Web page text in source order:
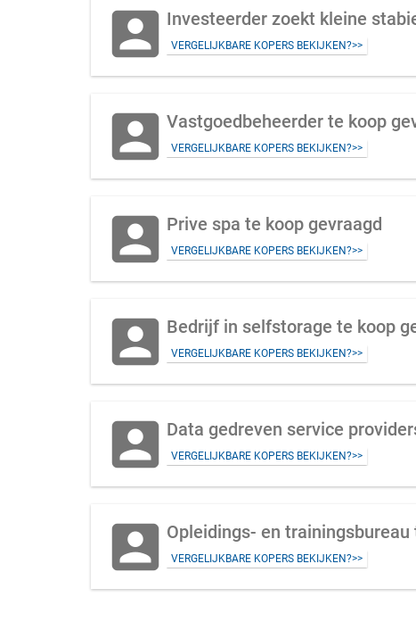
account_box Investeerder zoekt kleine
VERGELIJKBARE KOPERS BEKIJKEN?>>
account_box Vastgoedbeheerder te koop
VERGELIJKBARE KOPERS BEKIJKEN?>>
account_box Prive spa te koop gevraagd
VERGELIJKBARE KOPERS BEKIJKEN?>>
account_box Bedrijf in selfstorage te koop
VERGELIJKBARE KOPERS BEKIJKEN?>>
account_box Data gedreven service
VERGELIJKBARE KOPERS BEKIJKEN?>>
account_box Opleidings- en
VERGELIJKBARE KOPERS BEKIJKEN?>>